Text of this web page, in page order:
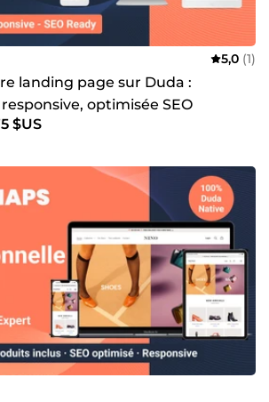
5,0 (1)
landing page sur Duda :
optimisée SEO
$US